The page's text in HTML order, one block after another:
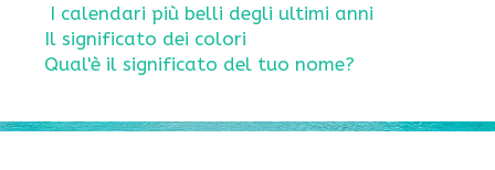
I calendari più belli degli ultimi anni
Il significato dei colori
Qual'è il significato del tuo nome?